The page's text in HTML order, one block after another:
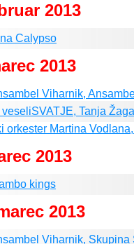
2013
Calypso
2013
Viharnik,
Tanja
orkester Martina
2013
kings
2013
Viharnik, Skupina